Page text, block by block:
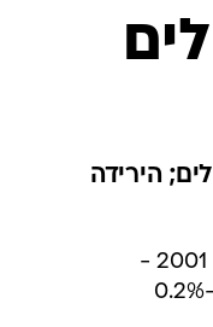
המטבע האירופי מאבד כ-0.2% ל-5.5308 שקלים; הירידה
לאחר ששערו היציג של הדולר נקבע אתמול על 4.129 שקלים - רמתו הנמוכה מאז יוני 2001 -
ממשיך המטבע האמריקאי בכיוונו כלפי מטה. היום מאבד הדולר במסחר בין הבנקים כ-0.2%